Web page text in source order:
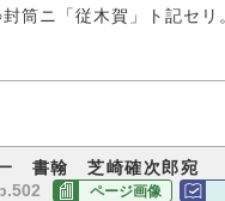
「従木賀」ト記セリ
書翰 芝崎確次郎宛
ページ画像